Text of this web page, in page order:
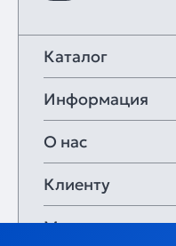
Каталог
Информация
О нас
Клиенту
Мои закладки